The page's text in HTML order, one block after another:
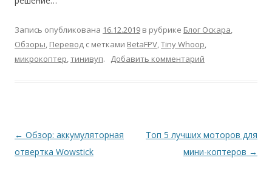
Запись опубликована 16.12.2019 в рубрике Блог Оскара,
Обзоры, Перевод с метками BetaFPV,Tiny Whoop,
микрокоптер,тинивуп. Добавить комментарий
Навигация
по
← Обзор: аккумуляторная
отвертка Wowstick
Топ 5 лучших моторов для
мини-коптеров →